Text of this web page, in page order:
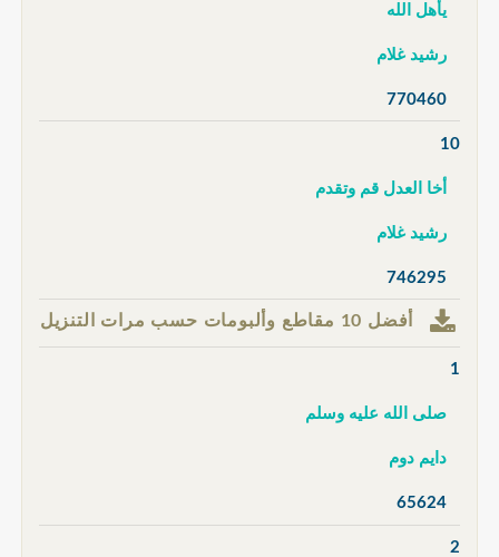
يأهل الله
رشيد غلام
770460
10
أخا العدل قم وتقدم
رشيد غلام
746295
أفضل 10 مقاطع وألبومات حسب مرات التنزيل
1
صلى الله عليه وسلم
دايم دوم
65624
2